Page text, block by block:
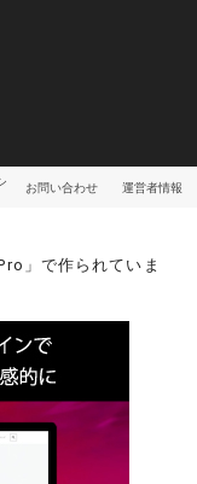
お問い合わせ 運営者情報
」で作られていま